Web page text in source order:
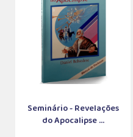
Seminário - Revelações
do Apocalipse ...